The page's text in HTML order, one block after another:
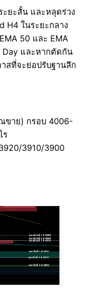
ะยะสั้น และหลุดร่วง
H4 ในระยะกลาง
50 และ EMA
Day และหากตัดกัน
สที่จะย่อปรับฐานลึก
ขาย) กรอบ 4006-
ร
3910/3900